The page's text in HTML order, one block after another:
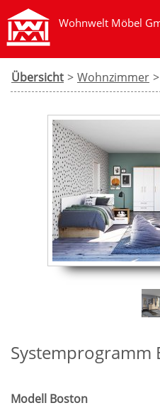
Wohnwelt Möbel
Übersicht > Wohnzimmer
Systemprogramm
Modell Boston